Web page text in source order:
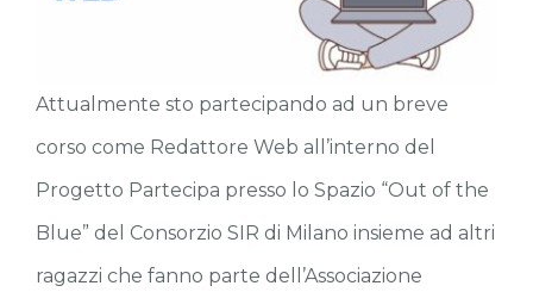
Attualmente sto partecipando ad un breve
corso come Redattore Web all’interno del
Progetto Partecipa presso lo Spazio “Out of the
Blue” del Consorzio SIR di Milano insieme ad altri
ragazzi che fanno parte dell’Associazione